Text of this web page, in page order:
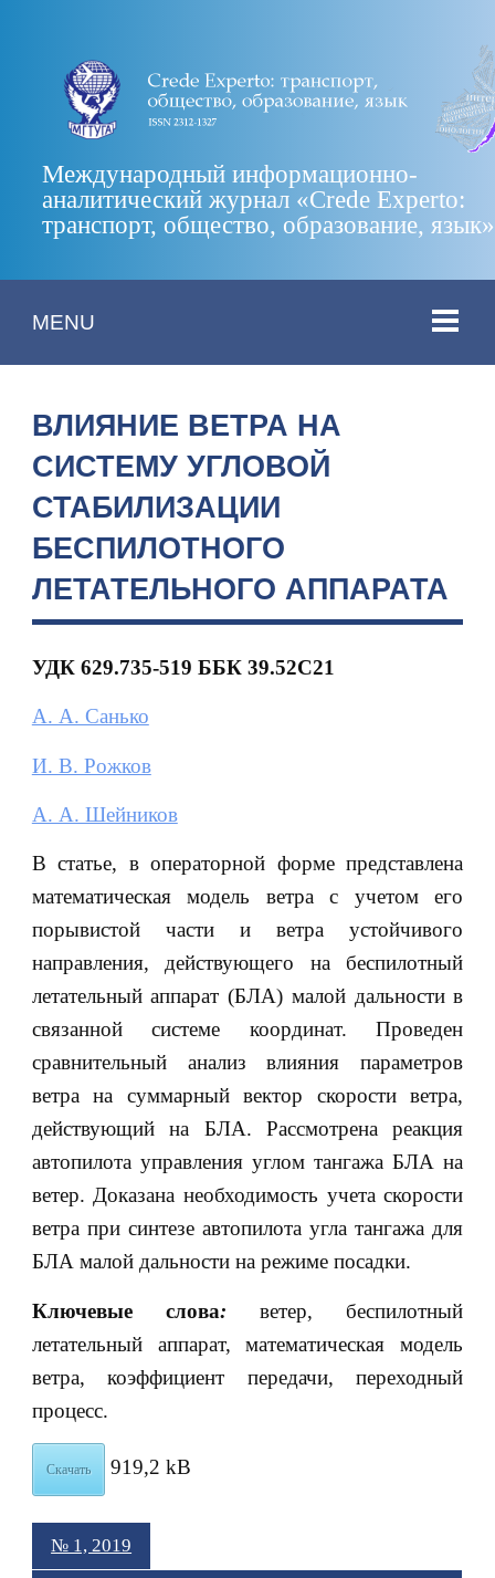
Международный информационно-
аналитический журнал «Crede Experto:
транспорт, общество, образование, язык»
MENU
ВЛИЯНИЕ ВЕТРА НА
СИСТЕМУ УГЛОВОЙ
СТАБИЛИЗАЦИИ
БЕСПИЛОТНОГО
ЛЕТАТЕЛЬНОГО АППАРАТА
УДК 629.735-519 ББК 39.52С21
А. А. Санько
И. В. Рожков
А. А. Шейников
В статье, в операторной форме представлена
математическая модель ветра с учетом его
порывистой части и ветра устойчивого
направления, действующего на беспилотный
летательный аппарат (БЛА) малой дальности в
связанной системе координат. Проведен
сравнительный анализ влияния параметров
ветра на суммарный вектор скорости ветра,
действующий на БЛА. Рассмотрена реакция
автопилота управления углом тангажа БЛА на
ветер. Доказана необходимость учета скорости
ветра при синтезе автопилота угла тангажа для
БЛА малой дальности на режиме посадки.
Ключевые слова:ветер, беспилотный
летательный аппарат, математическая модель
ветра, коэффициент передачи, переходный
процесс.
Скачать 919,2 kB
№ 1, 2019